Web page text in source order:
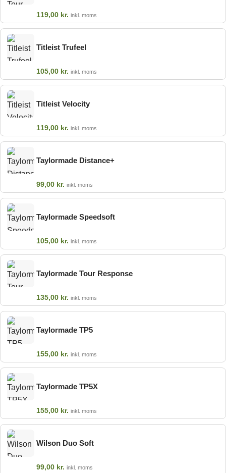
119,00 kr. inkl. moms
Titleist Trufeel
105,00 kr. inkl. moms
Titleist Velocity
119,00 kr. inkl. moms
Taylormade Distance+
99,00 kr. inkl. moms
Taylormade Speedsoft
105,00 kr. inkl. moms
Taylormade Tour Response
135,00 kr. inkl. moms
Taylormade TP5
155,00 kr. inkl. moms
Taylormade TP5X
155,00 kr. inkl. moms
Wilson Duo Soft
99,00 kr. inkl. moms